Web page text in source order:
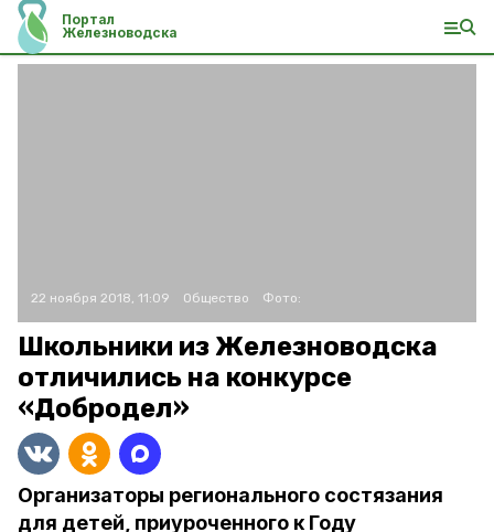
Портал
Железноводска
22 ноября 2018, 11:09 Общество Фото:
Школьники из Железноводска
отличились на конкурсе
«Добродел»
Организаторы регионального состязания
для детей, приуроченного к Году